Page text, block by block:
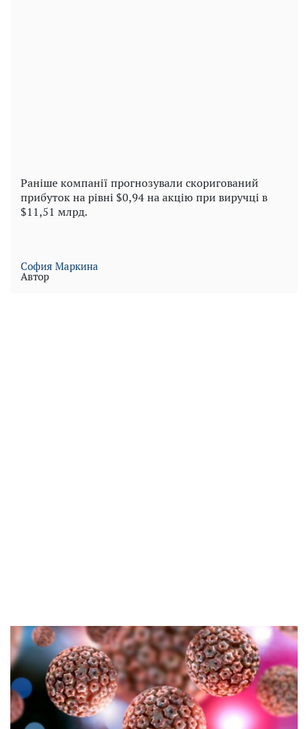
Раніше компанії прогнозували скоригований
прибуток на рівні $0,94 на акцію при виручці в
$11,51 млрд.
София Маркина
Автор